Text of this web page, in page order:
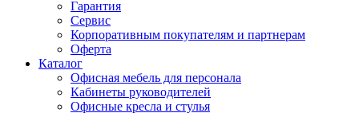
Гарантия
Сервис
Корпоративным покупателям и партнерам
Оферта
Каталог
Офисная мебель для персонала
Кабинеты руководителей
Офисные кресла и стулья